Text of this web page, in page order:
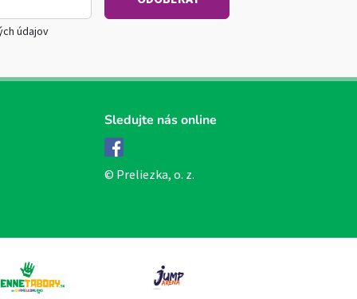
údajov
Sledujte nás online
© Preliezka, o. z.